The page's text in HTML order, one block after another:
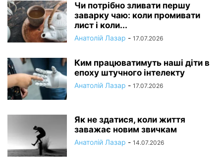
Чи потрібно зливати першу
заварку чаю: коли промивати
лист і коли...
Анатолій Лазар - 17.07.2026
Ким працюватимуть наші діти в
епоху штучного інтелекту
Анатолій Лазар - 17.07.2026
Як не здатися, коли життя
заважає новим звичкам
Анатолій Лазар - 14.07.2026